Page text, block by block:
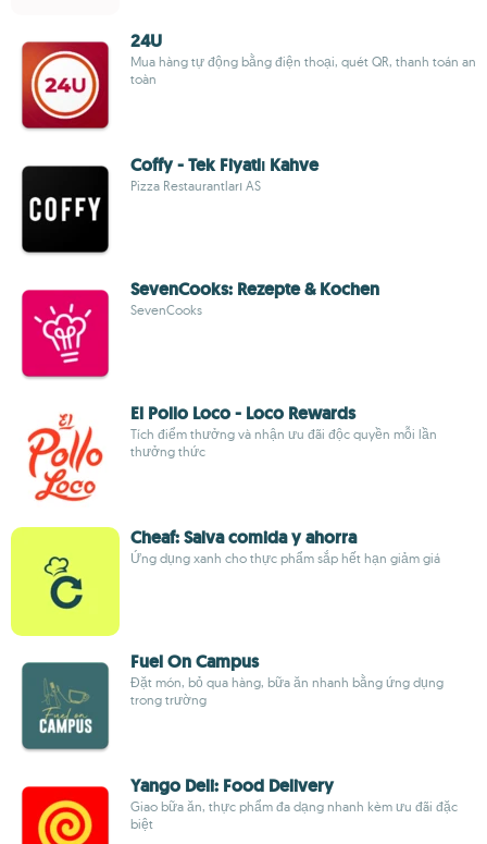
24U
Mua hàng tự động bằng điện thoại, quét QR, thanh toán an
toàn
Coffy - Tek Fiyatlı Kahve
Pizza Restaurantları AS
SevenCooks: Rezepte & Kochen
SevenCooks
El Pollo Loco - Loco Rewards
Tích điểm thưởng và nhận ưu đãi độc quyền mỗi lần
thưởng thức
Cheaf: Salva comida y ahorra
Ứng dụng xanh cho thực phẩm sắp hết hạn giảm giá
Fuel On Campus
Đặt món, bỏ qua hàng, bữa ăn nhanh bằng ứng dụng
trong trường
Yango Deli: Food Delivery
Giao bữa ăn, thực phẩm đa dạng nhanh kèm ưu đãi đặc
biệt